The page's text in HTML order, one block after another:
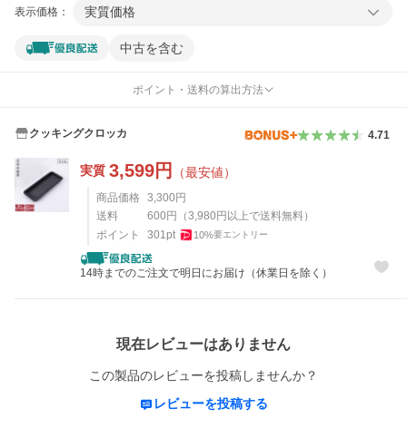
表示価格： 実質価格
中古を含む
ポイント・送料の算出方法
クッキングクロッカ 4.71
実質 3,599円 （最安値）
商品価格 3,300 円
送料
600 円 （3,980 円以上で送料無料）
ポイント
301pt 10%要エントリー
14時までのご注文で明日にお届け（休業日を除く）
現在レビューはありません
この製品のレビューを投稿しませんか？
レビューを投稿する